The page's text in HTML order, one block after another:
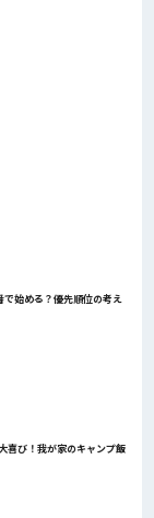
始める？優先順位の考え
喜び！我が家のキャンプ飯